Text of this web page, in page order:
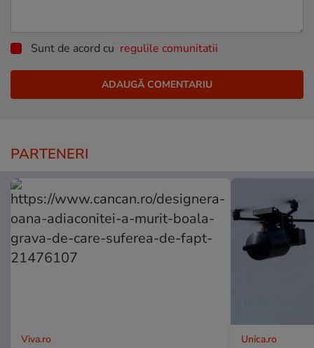
Sunt de acord cu regulile comunitatii
PARTENERI
Viva.ro Unica.ro